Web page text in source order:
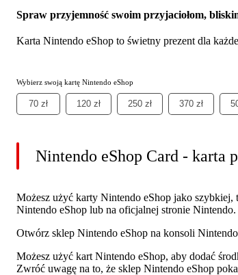
Spraw przyjemność swoim przyjaciołom,
Karta Nintendo eShop to świetny prezent dla
Wybierz swoją kartę Nintendo eShop
70 zł 120 zł 250 zł 370 zł
Nintendo eShop Card - karta
Możesz użyć karty Nintendo eShop jako
Nintendo eShop lub na oficjalnej stronie Nintendo.
Otwórz sklep Nintendo eShop na konsoli
Możesz użyć kart Nintendo eShop, aby dodać
Zwróć uwagę na to, że sklep Nintendo eShop